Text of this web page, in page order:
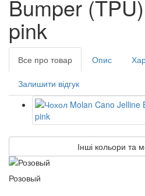
Bumper
pink
Все про товар Опис
Залишити відгук
Інші кольори та
Розовый